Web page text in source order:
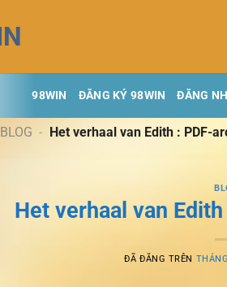
98WIN ĐĂNG KÝ 98WIN ĐĂNG
BLOG - Het verhaal van Edith : PDF-
Het verhaal van
ĐÃ ĐĂNG TRÊN